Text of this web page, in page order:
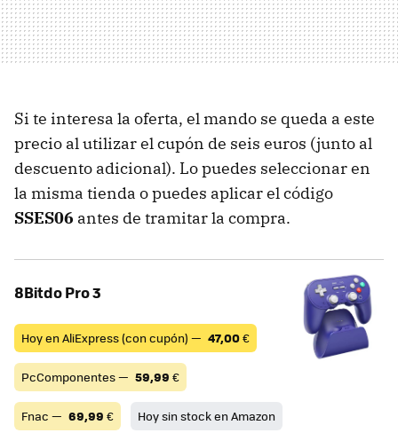
Si te interesa la oferta, el mando se queda a este
precio al utilizar el cupón de seis euros (junto al
descuento adicional). Lo puedes seleccionar en
la misma tienda o puedes aplicar el código
SSES06 antes de tramitar la compra.
8Bitdo Pro 3
Hoy en AliExpress (con cupón) — 47,00€
PcComponentes — 59,99 €
Fnac — 69,99 € Hoy sin stock en Amazon